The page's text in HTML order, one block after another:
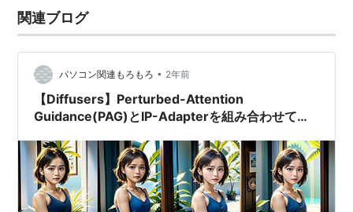
関連ブログ
パソコン関連もろもろ • 2年前
【Diffusers】Perturbed-Attention
Guidance(PAG)とIP-Adapterを組み合わせてみ